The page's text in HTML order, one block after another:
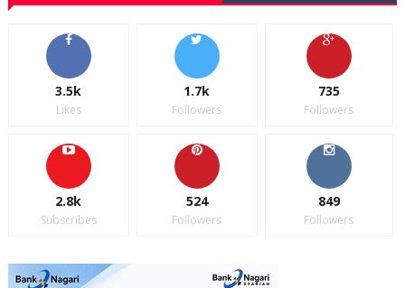
3.5k
Likes
1.7k
Followers
735
Followers
2.8k
Subscribes
524
Followers
849
Followers